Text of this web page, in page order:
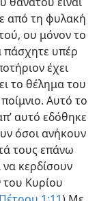
από τη φυλακή
ου μόνον το
πάσχητε υπέρ
έχει
το θέλημα του
Αυτό το
αυτό εδόθηκε
όσοι ανήκουν
τους επάνω
κερδίσουν
του Κυρίου